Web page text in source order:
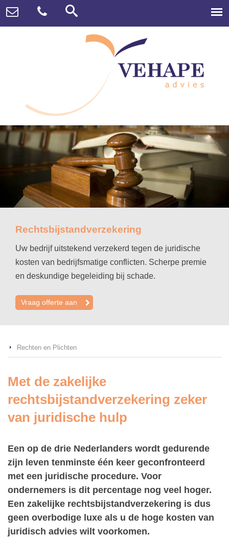
Rechtsbijstandverzekering
Uw bedrijf uitstekend verzekerd tegen de juridische
kosten van bedrijfsmatige conflicten. Scherpe premie
en deskundige begeleiding bij schade.
Vraag offerte aan
Rechten en Plichten
Met de zakelijke
rechtsbijstandverzekering zeker
van juridische hulp
Een op de drie Nederlanders wordt gedurende
zijn leven tenminste één keer geconfronteerd
met een juridische procedure. Voor
ondernemers is dit percentage nog veel hoger.
Een zakelijke rechtsbijstandverzekering is dus
geen overbodige luxe als u de hoge kosten van
juridisch advies wilt voorkomen.